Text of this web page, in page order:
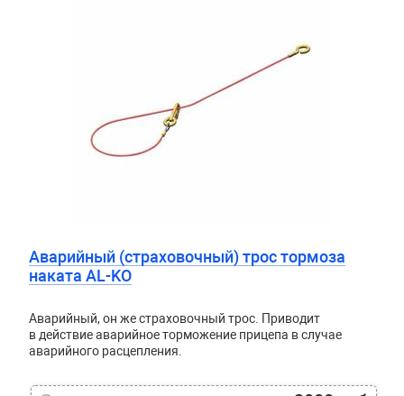
Аварийный (страховочный) трос тормоза
наката AL-KO
Аварийный, он же страховочный трос. Приводит
в действие аварийное торможение прицепа в случае
аварийного расцепления.